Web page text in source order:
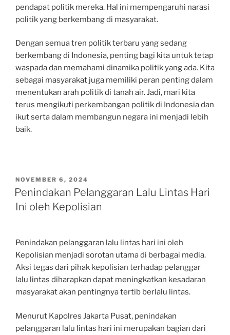
pendapat politik mereka. Hal ini mempengaruhi narasi
politik yang berkembang di masyarakat.
Dengan semua tren politik terbaru yang sedang
berkembang di Indonesia, penting bagi kita untuk tetap
waspada dan memahami dinamika politik yang ada. Kita
sebagai masyarakat juga memiliki peran penting dalam
menentukan arah politik di tanah air. Jadi, mari kita
terus mengikuti perkembangan politik di Indonesia dan
ikut serta dalam membangun negara ini menjadi lebih
baik.
POSTED
ON
NOVEMBER 6, 2024
Penindakan Pelanggaran Lalu Lintas Hari
Ini oleh Kepolisian
Penindakan pelanggaran lalu lintas hari ini oleh
Kepolisian menjadi sorotan utama di berbagai media.
Aksi tegas dari pihak kepolisian terhadap pelanggar
lalu lintas diharapkan dapat meningkatkan kesadaran
masyarakat akan pentingnya tertib berlalu lintas.
Menurut Kapolres Jakarta Pusat, penindakan
pelanggaran lalu lintas hari ini merupakan bagian dari